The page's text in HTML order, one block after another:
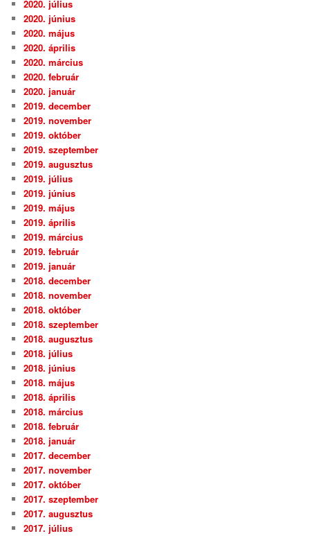
2020. július
2020. június
2020. május
2020. április
2020. március
2020. február
2020. január
2019. december
2019. november
2019. október
2019. szeptember
2019. augusztus
2019. július
2019. június
2019. május
2019. április
2019. március
2019. február
2019. január
2018. december
2018. november
2018. október
2018. szeptember
2018. augusztus
2018. július
2018. június
2018. május
2018. április
2018. március
2018. február
2018. január
2017. december
2017. november
2017. október
2017. szeptember
2017. augusztus
2017. július